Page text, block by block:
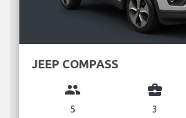
JEEP COMPASS
group
5
business_center
3